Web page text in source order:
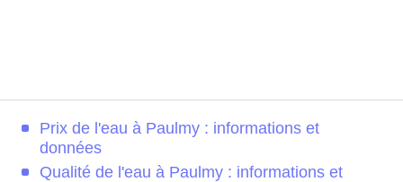
Prix de l'eau à Paulmy : informations et
données
Qualité de l'eau à Paulmy : informations et